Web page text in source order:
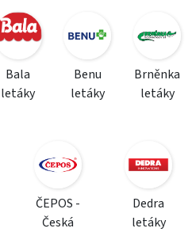
Bala
letáky
Benu
letáky
Brněnka
letáky
ČEPOS -
Česká
Dedra
letáky